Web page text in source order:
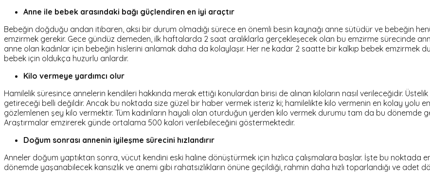
Anne ile bebek arasındaki bağı güçlendiren en iyi araçtır
Bebeğin doğduğu andan itibaren, aksi bir durum olmadığı sürece en önemli besin kaynağı anne sütüdür ve bebeğin
emzirmek gerekir. Gece gündüz demeden, ilk haftalarda 2 saat aralıklarla gerçekleşecek olan bu emzirme sürecinde
anne olan kadınlar için bebeğin hislerini anlamak daha da kolaylaşır. Her ne kadar 2 saatte bir kalkıp bebek emzirmek
bebek için oldukça huzurlu anlardır.
Kilo vermeye yardımcı olur
Hamilelik süresince annelerin kendileri hakkında merak ettiği konulardan birisi de alınan kiloların nasıl verileceğidir.
getireceği belli değildir. Ancak bu noktada size güzel bir haber vermek isteriz ki; hamilelikte kilo vermenin en kolay yolu
gözlemlenen şey kilo vermektir. Tüm kadınların hayali olan oturduğun yerden kilo vermek durumu tam da bu dönemde
Araştırmalar emzirerek günde ortalama 500 kalori verilebileceğini göstermektedir.
Doğum sonrası annenin iyileşme sürecini hızlandırır
Anneler doğum yaptıktan sonra, vücut kendini eski haline dönüştürmek için hızlıca çalışmalara başlar. İşte bu noktada
dönemde yaşanabilecek kansızlık ve anemi gibi rahatsızlıkların önüne geçildiği, rahmin daha hızlı toparlandığı ve adet